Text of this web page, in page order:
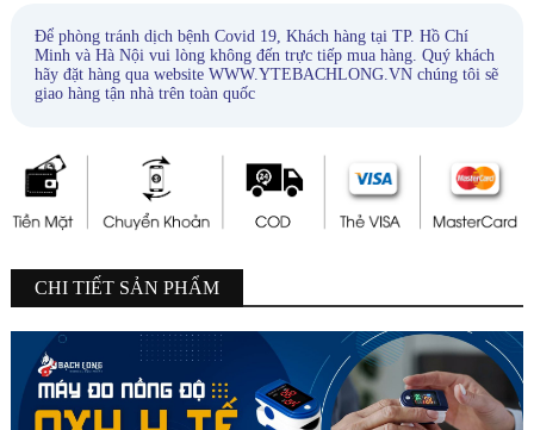
Để phòng tránh dịch bệnh Covid 19, Khách hàng tại TP. Hồ Chí
Minh và Hà Nội vui lòng không đến trực tiếp mua hàng. Quý khách
hãy đặt hàng qua website WWW.YTEBACHLONG.VN chúng tôi sẽ
giao hàng tận nhà trên toàn quốc
CHI TIẾT SẢN PHẨM